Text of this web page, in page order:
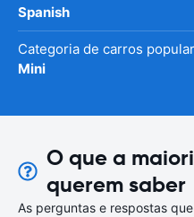
Spanish
Categoria de carros
Mini
O que a
querem saber
As perguntas e respostas